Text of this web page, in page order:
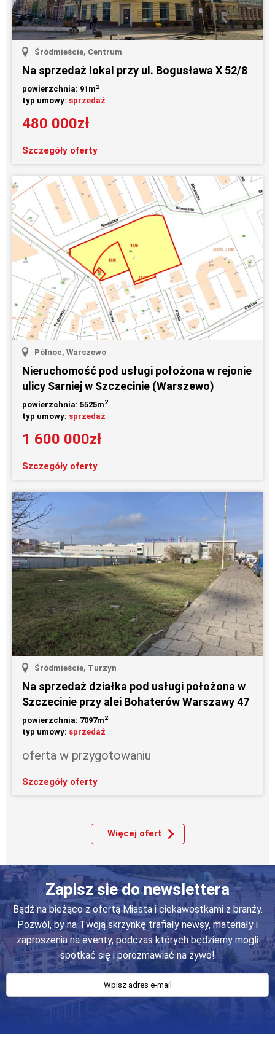
Śródmieście, Centrum
Na sprzedaż lokal przy ul. Bogusława X 52/8
powierzchnia: 91m2
typ umowy: sprzedaż
480 000zł
Szczegóły oferty
Północ, Warszewo
Nieruchomość pod usługi położona w rejonie
ulicy Sarniej w Szczecinie (Warszewo)
powierzchnia: 5525m2
typ umowy: sprzedaż
1 600 000zł
Szczegóły oferty
Śródmieście, Turzyn
Na sprzedaż działka pod usługi położona w
Szczecinie przy alei Bohaterów Warszawy 47
powierzchnia: 7097m2
typ umowy: sprzedaż
oferta w przygotowaniu
Szczegóły oferty
Więcej ofert
Zapisz sie do newslettera
Bądź na bieżąco z ofertą Miasta i ciekawostkami z branży.
Pozwól, by na Twoją skrzynkę trafiały newsy, materiały i
zaproszenia na eventy, podczas których będziemy mogli
spotkać się i porozmawiać na żywo!